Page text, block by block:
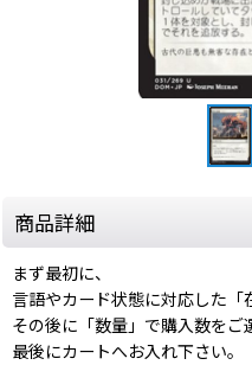
商品詳細
まず最初に、
言語やカード状態に対応した「
その後に「数量」で購入数をご
最後にカートへお入れ下さい。